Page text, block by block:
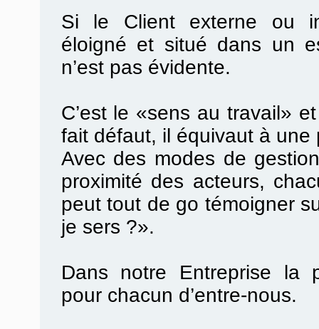
Si le Client externe ou
éloigné et situé dans un
n’est pas évidente.
C’est le «sens au travail»
fait défaut, il équivaut à une
Avec des modes de
proximité des acteurs,
peut tout de go témoigner
je sers ?».
Dans notre Entreprise la
pour chacun d’entre-nous.